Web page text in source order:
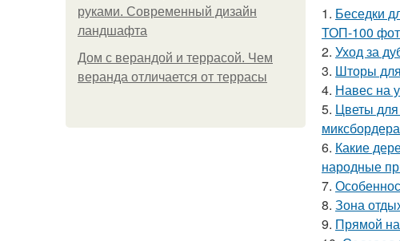
руками. Современный дизайн
ландшафта
Дом с верандой и террасой. Чем
веранда отличается от террасы
1. Беседки
ТОП-100
2. Уход за
3. Шторы
4. Навес на
5. Цветы
миксбордера
6. Какие
народные
7.
8. Зона
9. Прямой